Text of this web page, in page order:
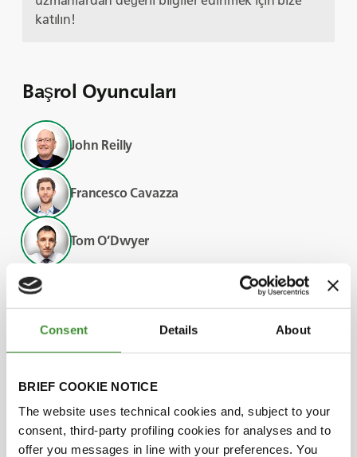
Consent Details About
BRIEF COOKIE NOTICE
The website uses technical cookies and, subject to your
consent, third-party profiling cookies for analyses and to
offer you messages in line with your preferences. You
katılın!
Başrol Oyuncuları
John Reilly
Francesco Cavazza
Tom O’Dwyer
• Dünya Günü her yıl 22 Nisan'da kutlanmakta
ve çevrenin korunmasının öneminin
hatırlatılmasına hizmet etmektedir.